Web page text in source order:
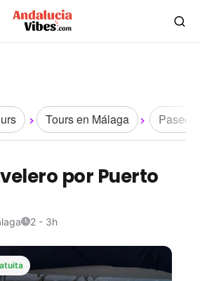
Tours en Málaga Paseos
por Puerto
2 - 3h